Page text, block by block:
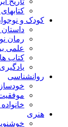
کودک و
داستان
رمان
علمی
کتاب
روانشناسی
هنری